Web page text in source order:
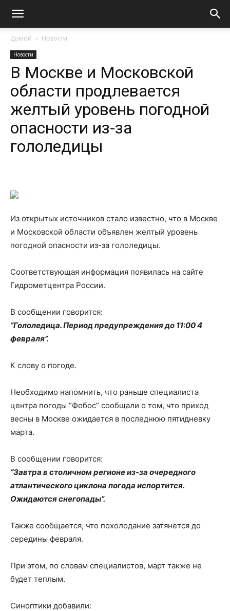
Домой Новости
Новости
В Москве и Московской
области продлевается
желтый уровень погодной
опасности из-за
гололедицы
Из открытых источников стало известно, что в Москве
и Московской области объявлен желтый уровень
погодной опасности из-за гололедицы.
Соответствующая информация появилась на сайте
Гидрометцентра России.
В сообщении говорится:
“Гололедица. Период предупреждения до 11:00 4
февраля”.
К слову о погоде.
Необходимо напомнить, что раньше специалиста
центра погоды “Фобос” сообщали о том, что приход
весны в Москве ожидается в последнюю пятидневку
марта.
В сообщении говорится:
“Завтра в столичном регионе из-за очередного
атлантического циклона погода испортится.
Ожидаются снегопады”.
Также сообщается, что похолодание затянется до
середины февраля.
При этом, по словам специалистов, март также не
будет теплым.
Синоптики добавили: